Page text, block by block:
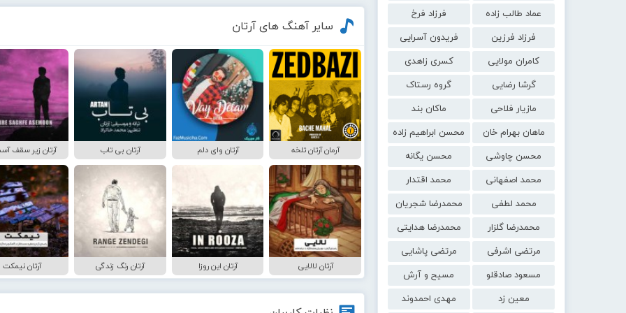
عماد طالب زاده
فرزاد فرخ
فرزاد فرزین
فریدون آسرایی
کامران مولایی
کسری زاهدی
گرشا رضایی
گروه رستاک
مازیار فلاحی
ماکان بند
ماهان بهرام خان
محسن ابراهیم زاده
محسن چاوشی
محسن یگانه
محمد اصفهانی
محمد اقتدار
محمد لطفی
محمدرضا شجریان
محمدرضا گلزار
محمدرضا هدایتی
مرتضی اشرفی
مرتضی پاشایی
مسعود صادقلو
مسیح و آرش
معین زد
مهدی احمدوند
سایر آهنگ های آرتان
آرمان آرتان تلخه آرتان وای دلم آرتان بی تاب آرتان زیر سقف
آرتان لالایی آرتان این روزا آرتان رنگ زندگی آرتان نیمکت